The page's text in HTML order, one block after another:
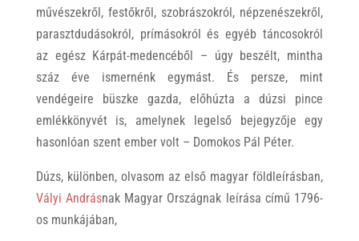
művészekről, festőkről, szobrászokról, népzenészekről,
parasztdudásokról, prímásokról és egyéb táncosokról
az egész Kárpát-medencéből – úgy beszélt, mintha
száz éve ismernénk egymást. És persze, mint
vendégeire büszke gazda, előhúzta a dúzsi pince
emlékkönyvét is, amelynek legelső bejegyzője egy
hasonlóan szent ember volt – Domokos Pál Péter.
Dúzs, különben, olvasom az első magyar földleírásban,
Vályi Andrásnak Magyar Országnak leírása című 1796-
os munkájában,